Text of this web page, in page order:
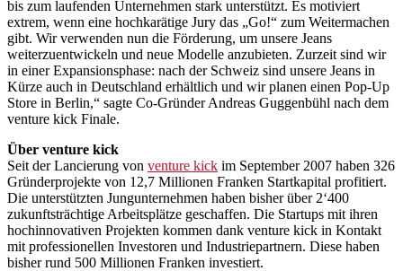
bis zum laufenden Unternehmen stark unterstützt. Es motiviert
extrem, wenn eine hochkarätige Jury das „Go!“ zum Weitermachen
gibt. Wir verwenden nun die Förderung, um unsere Jeans
weiterzuentwickeln und neue Modelle anzubieten. Zurzeit sind wir
in einer Expansionsphase: nach der Schweiz sind unsere Jeans in
Kürze auch in Deutschland erhältlich und wir planen einen Pop-Up
Store in Berlin,“ sagte Co-Gründer Andreas Guggenbühl nach dem
venture kick Finale.
Über venture kick
Seit der Lancierung von venture kick im September 2007 haben 326
Gründerprojekte von 12,7 Millionen Franken Startkapital profitiert.
Die unterstützten Jungunternehmen haben bisher über 2‘400
zukunftsträchtige Arbeitsplätze geschaffen. Die Startups mit ihren
hochinnovativen Projekten kommen dank venture kick in Kontakt
mit professionellen Investoren und Industriepartnern. Diese haben
bisher rund 500 Millionen Franken investiert.